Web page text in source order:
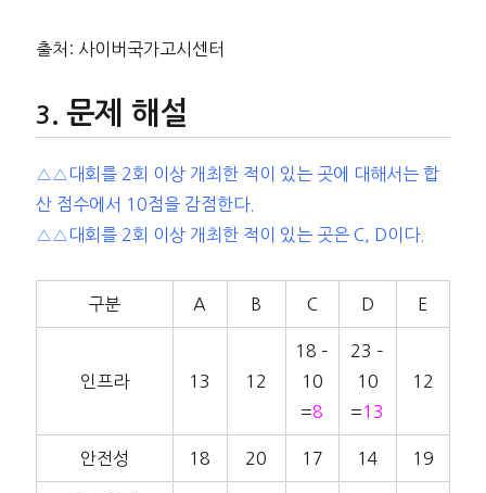
출처: 사이버국가고시센터
문제 해설
△△대회를 2회 이상 개최한 적이 있는 곳에 대해서는 합
산 점수에서 10점을 감점한다.
△△대회를 2회 이상 개최한 적이 있는 곳은 C, D이다.
구분 A B C D E
인프라 13 12
18 –
10
=8
23 –
10
=13
12
안전성 18 20 17 14 19